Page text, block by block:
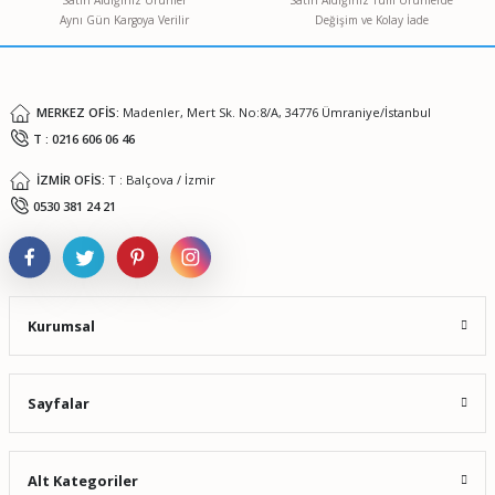
Ürün fiyatı diğer sitelerden daha pahalı.
Aynı Gün Kargoya Verilir
Değişim ve Kolay İade
MERKEZ OFİS: Madenler, Mert Sk. No:8/A, 34776 Ümraniye/İstanbul
T : 0216 606 06 46
İZMİR OFİS: T : Balçova / İzmir
0530 381 24 21
Kurumsal
Sayfalar
Alt Kategoriler